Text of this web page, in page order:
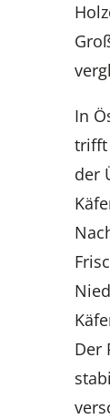
In
trifft
der
Der